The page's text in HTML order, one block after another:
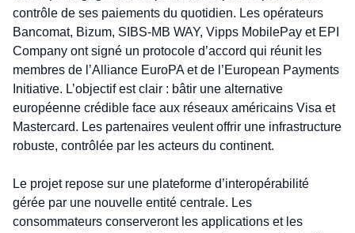
contrôle de ses paiements du quotidien. Les opérateurs
Bancomat, Bizum, SIBS-MB WAY, Vipps MobilePay et EPI
Company ont signé un protocole d’accord qui réunit les
membres de l’Alliance EuroPA et de l’European Payments
Initiative. L’objectif est clair : bâtir une alternative
européenne crédible face aux réseaux américains Visa et
Mastercard. Les partenaires veulent offrir une infrastructure
robuste, contrôlée par les acteurs du continent.
Le projet repose sur une plateforme d’interopérabilité
gérée par une nouvelle entité centrale. Les
consommateurs conserveront les applications et les